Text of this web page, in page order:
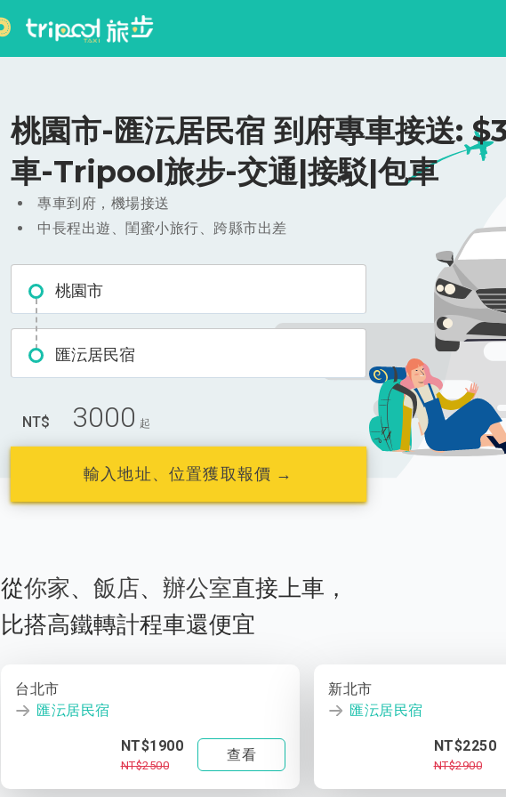
桃園市-匯沄居民宿 到府專車接送:
車-Tripool旅步-交通|接駁|包車
專車到府，機場接送
中長程出遊、閨蜜小旅行、跨縣市出差
桃園市
匯沄居民宿
NT$ 3000 起
輸入地址、位置獲取報價 →
從你家、 飯店、 辦公室直接上車，
比搭高鐵轉計程車還便宜
台北市
匯沄居民宿
NT$1900
NT$2500
查看
新北市
匯沄居民宿
NT$2250
NT$2900